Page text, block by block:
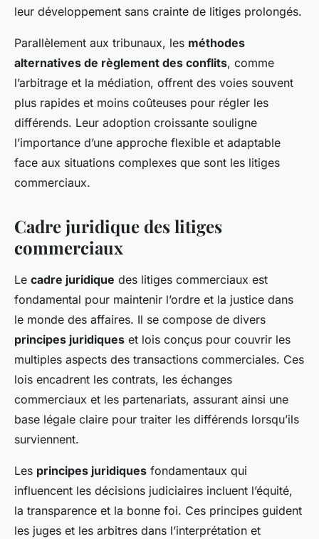
leur développement sans crainte de litiges prolongés.
Parallèlement aux tribunaux, les méthodes
alternatives de règlement des conflits, comme
l’arbitrage et la médiation, offrent des voies souvent
plus rapides et moins coûteuses pour régler les
différends. Leur adoption croissante souligne
l’importance d’une approche flexible et adaptable
face aux situations complexes que sont les litiges
commerciaux.
Cadre juridique des litiges
commerciaux
Le cadre juridique des litiges commerciaux est
fondamental pour maintenir l’ordre et la justice dans
le monde des affaires. Il se compose de divers
principes juridiques et lois conçus pour couvrir les
multiples aspects des transactions commerciales. Ces
lois encadrent les contrats, les échanges
commerciaux et les partenariats, assurant ainsi une
base légale claire pour traiter les différends lorsqu’ils
surviennent.
Les principes juridiques fondamentaux qui
influencent les décisions judiciaires incluent l’équité,
la transparence et la bonne foi. Ces principes guident
les juges et les arbitres dans l’interprétation et